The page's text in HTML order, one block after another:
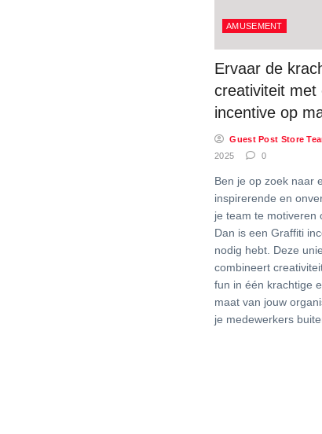
AMUSEMENT
Ervaar de
creativiteit met
incentive op
Guest Post Store
2025
0
Ben je op zoek naar
inspirerende en
je team te motiveren
Dan is een Graffiti
nodig hebt. Deze
combineert
fun in één krachtige
maat van jouw
je medewerkers